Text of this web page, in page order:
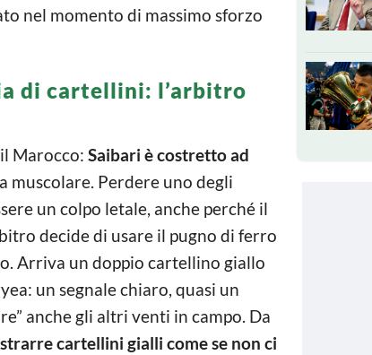
nel momento di massimo sforzo
di cartellini: l’arbitro
Marocco: Saibari è costretto ad
muscolare. Perdere uno degli
un colpo letale, anche perché il
decide di usare il pugno di ferro
Arriva un doppio cartellino giallo
un segnale chiaro, quasi un
anche gli altri venti in campo. Da
cartellini gialli come se non ci